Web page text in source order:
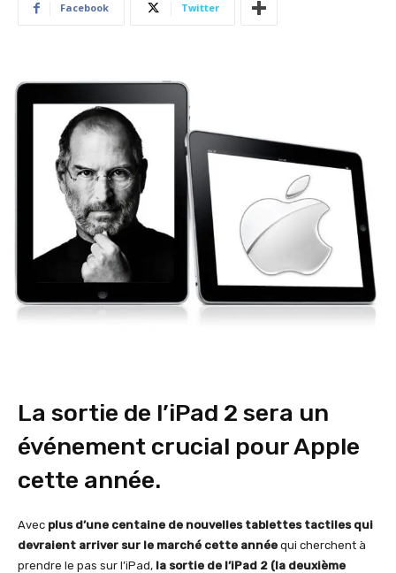
Facebook Twitter
La sortie de l’iPad 2 sera un
événement crucial pour Apple
cette année.
Avec plus d’une centaine de nouvelles tablettes tactiles qui
devraient arriver sur le marché cette année qui cherchent à
prendre le pas sur l’iPad, la sortie de l’iPad 2 (la deuxième